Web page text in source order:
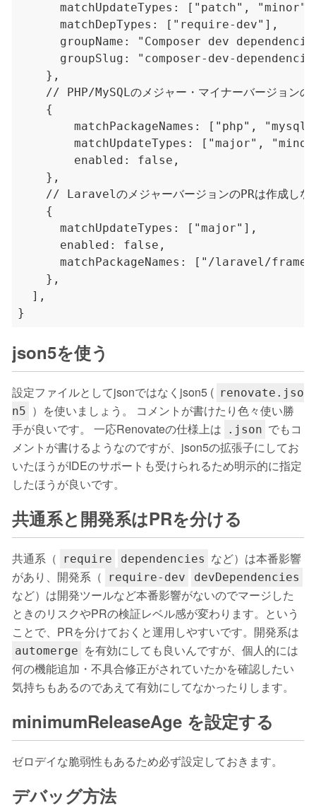
matchUpdateTypes: ["patch",
      matchDepTypes: ["require-dev"],
groupName: "Composer dev
groupSlug: "composer-dev-
    },
// PHP/MySQLのメジャー・マイナーバージョンの
    {
matchPackageNames: ["php",
matchUpdateTypes: ["major",
        enabled: false,
    },
// LaravelのメジャーバージョンのPRは作成しな
    {
      matchUpdateTypes: ["major"],
      enabled: false,
matchPackageNames: ["/laravel/
    },
  ],
json5を使う
設定ファイルとしてjsonではなくjson5 ( renovate.jso
n5 ）を使いましょう。 コメントが書けたり色々使い勝
手が良いです。 一応Renovateの仕様上は
.json でもコ
メントが書けるようなのですが、json5の拡張子にしてお
いたほうがIDEのサポートも受けられるため明示的に指定
したほうが良いです。
共通系と開発系はPRを分ける
共通系（ require dependencies など）は本番影響
があり、開発系（
require-dev devDependencies
など）は開発ツールなど本番影響がないのでマージした
ときのリスクやPRの検証レベル感が変わります。という
ことで、PRを分けておくと運用しやすいです。開発系は
automerge を有効にしても良いんですが、個人的には
何の機能追加・不具合修正がされていたかを確認したい
気持ちもあるのであえて有効にしてなかったりします。
minimumReleaseAge を設定する
ゼロデイな脆弱性もあるため必ず設定しておきます。
デバッグ方法